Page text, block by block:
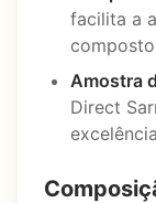
facilita a
Amostra
Direct